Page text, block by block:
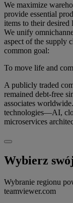
We maximize
provide essential
items to their desired
We unify
aspect of the supply
common goal:
To move life and
A publicly traded
remained debt-free
associates
technologies—AI,
microservices
Wybierz
Wybranie regionu
teamviewer.com